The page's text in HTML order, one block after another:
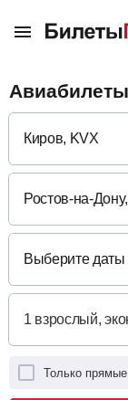
Выберите даты
Только